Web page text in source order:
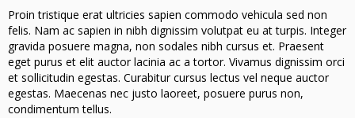
Proin tristique erat ultricies sapien commodo vehicula sed non
felis. Nam ac sapien in nibh dignissim volutpat eu at turpis. Integer
gravida posuere magna, non sodales nibh cursus et. Praesent
eget purus et elit auctor lacinia ac a tortor. Vivamus dignissim orci
et sollicitudin egestas. Curabitur cursus lectus vel neque auctor
egestas. Maecenas nec justo laoreet, posuere purus non,
condimentum tellus.